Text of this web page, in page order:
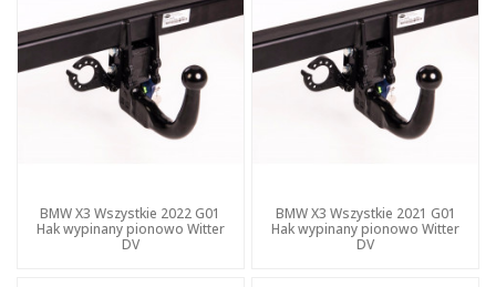
BMW X3 Wszystkie 2022 G01
Hak wypinany pionowo Witter
DV
BMW X3 Wszystkie 2021 G01
Hak wypinany pionowo Witter
DV